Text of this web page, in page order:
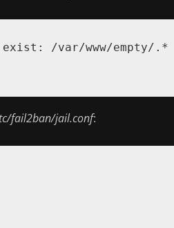
/var/www/empty/.*
fail2ban/jail.conf: